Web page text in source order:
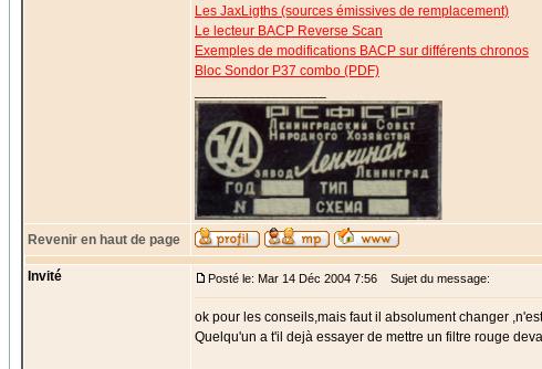
Les JaxLigths (sources émissives de remplacement)
Le lecteur BACP Reverse Scan
Exemples de modifications BACP sur différents chronos
Bloc Sondor P37 combo (PDF)
Revenir en haut de page
Invité Posté le: Mar 14 Déc 2004 7:56 Sujet du message:
ok pour les conseils,mais faut il absolument changer
Quelqu'un a t'il dejà essayer de mettre un filtre rouge